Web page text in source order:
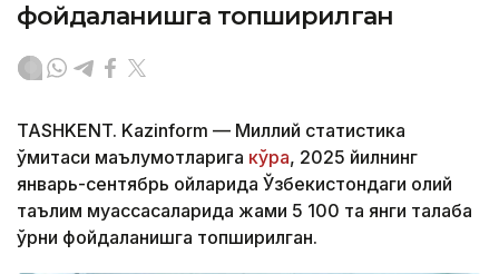
фойдаланишга топширилган
TASHKENT. Kazinform — Миллий статистика
қўмитаси маълумотларига кўра, 2025 йилнинг
январь-сентябрь ойларида Ўзбекистондаги олий
таълим муассасаларида жами 5 100 та янги талаба
ўрни фойдаланишга топширилган.